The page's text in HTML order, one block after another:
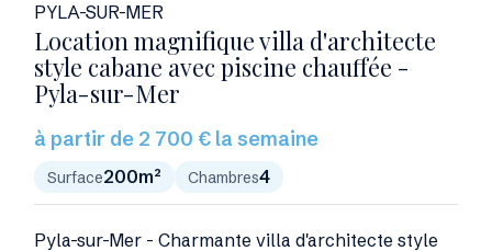
PYLA-SUR-MER
Location magnifique villa d'architecte
style cabane avec piscine chauffée -
Pyla-sur-Mer
à partir de 2 700 € la semaine
Surface200m² Chambres4
Pyla-sur-Mer - Charmante villa d'architecte style